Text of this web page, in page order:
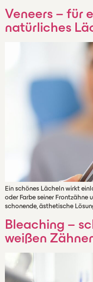
Veneers – für
natürliches
Ein schönes Lächeln wirkt
oder Farbe seiner Frontzähne
schonende, ästhetische
Bleaching –
weißen